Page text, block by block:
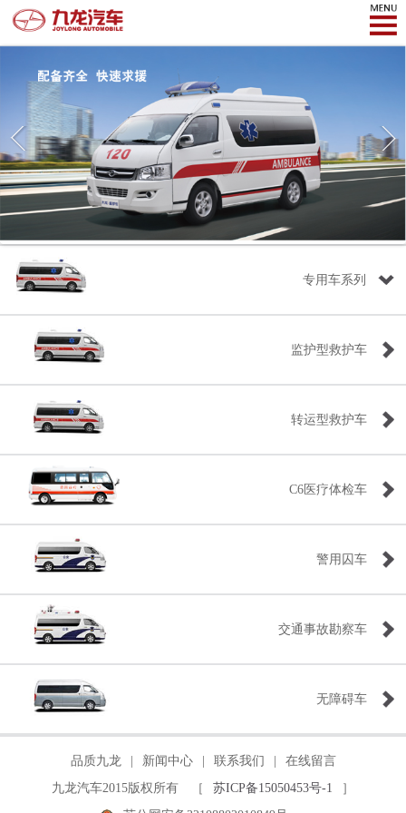
专用车系列
监护型救护车
转运型救护车
C6医疗体检车
警用囚车
交通事故勘察车
无障碍车
品质九龙 新闻中心 联系我们
在线留言
九龙汽车2015版权所有 ［
苏ICP备15050453号-1
］